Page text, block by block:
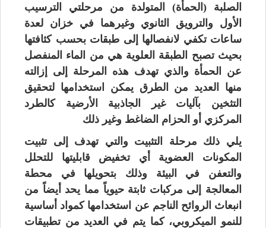
الصلبة (الحمأة) المتولدة من مرحلتي الترسيب
الأول والترويق الثانوي وغيرهما في خزان لعدة
ساعات تكفي لانفصالها إلى طبقات بحسب كثافتها
بحيث تصبح الطبقة العلوية هي من الماء المنفصل
عن الحمأة والذي تهدف هذه المرحلة إلى إزالته
منها العديد من الطرق يمكن استخدامها لتحقيق
التثخين بآليات غير الجاذبية الأرضية كالطرد
المركزي أو الحزام الضاغط وغير ذلك
يلي ذلك مرحلة التثبيت والتي تهدف إلى تثبيت
المكونات العضوية أي تخفيض قابليتها للتحلل
والتعفن في البيئة وذلك بتحويلها في محطة
المعالجة إلى مركبات ثابتة حيوياً مما يحد أيضاً من
انبعاث الروائح الناجم عن استخدامها كمواد أساسية
للنمو الميكروبي، كما يتم في العديد من تطبيقات